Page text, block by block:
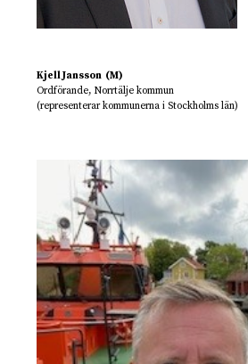
Kjell Jansson (M)
Ordförande, Norrtälje kommun
(representerar kommunerna i Stockholms län)